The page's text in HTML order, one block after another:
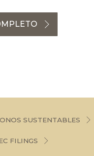
SUSTENTABLES
FILINGS